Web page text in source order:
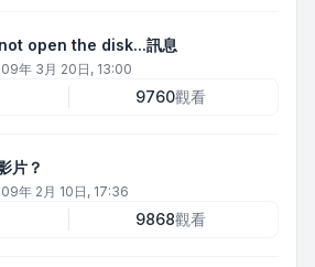
open the disk...訊息
年 3月 20日, 13:00
9760觀看
片？
年 2月 10日, 17:36
9868觀看